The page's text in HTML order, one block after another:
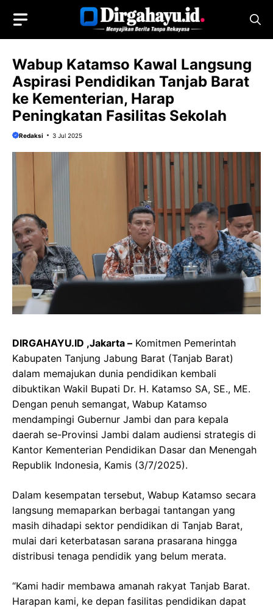
isi
Wabup Katamso Kawal Langsung
Aspirasi Pendidikan Tanjab Barat
ke Kementerian, Harap
Peningkatan Fasilitas Sekolah
Redaksi 3 Jul 2025
DIRGAHAYU.ID ,Jakarta – Komitmen Pemerintah
Kabupaten Tanjung Jabung Barat (Tanjab Barat)
dalam memajukan dunia pendidikan kembali
dibuktikan Wakil Bupati Dr. H. Katamso SA, SE., ME.
Dengan penuh semangat, Wabup Katamso
mendampingi Gubernur Jambi dan para kepala
daerah se-Provinsi Jambi dalam audiensi strategis di
Kantor Kementerian Pendidikan Dasar dan Menengah
Republik Indonesia, Kamis (3/7/2025).
Dalam kesempatan tersebut, Wabup Katamso secara
langsung memaparkan berbagai tantangan yang
masih dihadapi sektor pendidikan di Tanjab Barat,
mulai dari keterbatasan sarana prasarana hingga
distribusi tenaga pendidik yang belum merata.
“Kami hadir membawa amanah rakyat Tanjab Barat.
Harapan kami, ke depan fasilitas pendidikan dapat